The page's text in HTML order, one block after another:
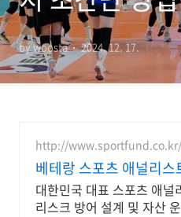
by woosta 2024. 12. 17.
http://www.sportfund.co.kr/
베테랑 스포츠 애널리스
민국 1순위 전력 분석가
대한민국 대표 스포츠 애널
리스크 방어 설계 및 자산